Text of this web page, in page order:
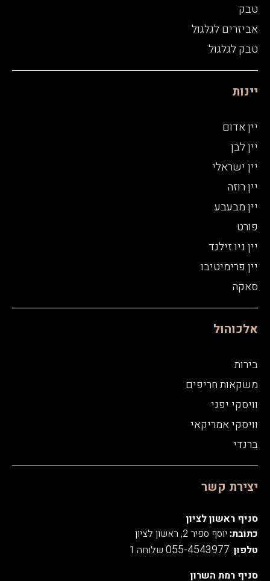
טבק
אביזרים לגלגול
טבק לגלגול
יינות
יין אדום
יין לבן
יין ישראלי
יין רוזה
יין מבעבע
פורט
יין ניו זילנד
יין פרימיטיבו
סאקה
אלכוהול
בירות
משקאות חריפים
וויסקי יפני
וויסקי אמריקאי
ברנדי
יצירת קשר
סניף ראשון לציון
כתובת: יוסף ספיר 2, ראשון לציון
טלפון:
055-4543977 שלוחה 1
סניף רמת השרון